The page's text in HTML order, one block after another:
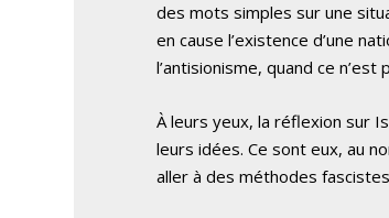
des mots simples sur une
en cause l’existence d’une
l’antisionisme, quand ce n’est
À leurs yeux, la réflexion sur
leurs idées. Ce sont eux, au
aller à des méthodes